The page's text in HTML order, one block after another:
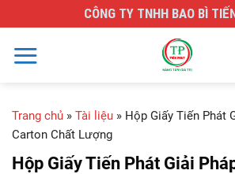
to
content
CÔNG TY TNHH BAO BÌ
Trang chủ » Tài liệu » Hộp Giấy Tiến Phát
Carton Chất Lượng
Hộp Giấy Tiến Phát Giải